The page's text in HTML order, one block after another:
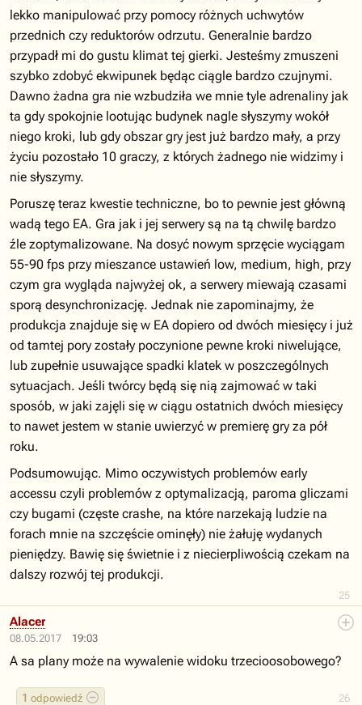
25
lekko manipulować przy pomocy różnych uchwytów
przednich czy reduktorów odrzutu. Generalnie bardzo
przypadł mi do gustu klimat tej gierki. Jesteśmy zmuszeni
szybko zdobyć ekwipunek będąc ciągle bardzo czujnymi.
Dawno żadna gra nie wzbudziła we mnie tyle adrenaliny jak
ta gdy spokojnie lootując budynek nagle słyszymy wokół
niego kroki, lub gdy obszar gry jest już bardzo mały, a przy
życiu pozostało 10 graczy, z których żadnego nie widzimy i
nie słyszymy.
Poruszę teraz kwestie techniczne, bo to pewnie jest główną
wadą tego EA. Gra jak i jej serwery są na tą chwilę bardzo
źle zoptymalizowane. Na dosyć nowym sprzęcie wyciągam
55-90 fps przy mieszance ustawień low, medium, high, przy
czym gra wygląda najwyżej ok, a serwery miewają czasami
sporą desynchronizację. Jednak nie zapominajmy, że
produkcja znajduje się w EA dopiero od dwóch miesięcy i już
od tamtej pory zostały poczynione pewne kroki niwelujące,
lub zupełnie usuwające spadki klatek w poszczególnych
sytuacjach. Jeśli twórcy będą się nią zajmować w taki
sposób, w jaki zajęli się w ciągu ostatnich dwóch miesięcy
to nawet jestem w stanie uwierzyć w premierę gry za pół
roku.
Podsumowując. Mimo oczywistych problemów early
accessu czyli problemów z optymalizacją, paroma gliczami
czy bugami (częste crashe, na które narzekają ludzie na
forach mnie na szczęście ominęły) nie żałuję wydanych
pieniędzy. Bawię się świetnie i z niecierpliwością czekam na
dalszy rozwój tej produkcji.
08.05.2017 19:03
26
1 odpowiedź
Alacer
A sa plany może na wywalenie widoku trzecioosobowego?